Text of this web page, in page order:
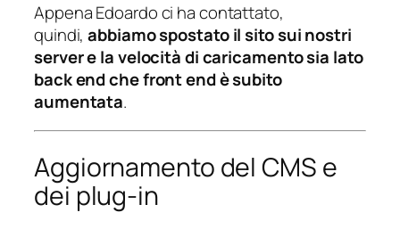
Appena Edoardo ci ha contattato,
quindi,abbiamo spostato il sito sui nostri
server e la velocità di caricamento sia lato
back end che front end è subito
aumentata.
Aggiornamento del CMS e
dei plug-in